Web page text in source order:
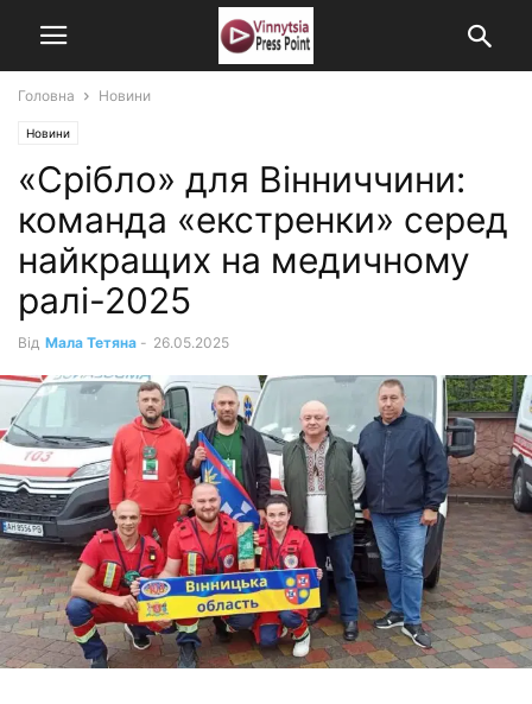
Головна Новини
Новини
«Срібло» для Вінниччини:
команда «екстренки» серед
найкращих на медичному
ралі-2025
Від Мала Тетяна - 26.05.2025